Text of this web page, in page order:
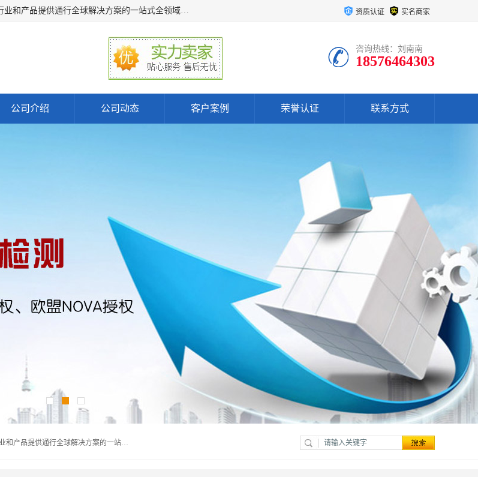
深圳万检通科技有限公司主营:iso9001质量认证机构及质检报告流程，为众多行业和产品提供通行全球解决方案的一站式全领域公共检测、鉴定、验货、srrc认证,质量检测认证及CE认证公司，帮助企业应对全球各种技术贸易壁垒，提升企业竞争优势，满足其对品质的高标准要求。 资质认证 实名商家
咨询热线：刘南南
18576464303
公司介绍 公司动态 客户案例 荣誉认证 联系方式
深圳万检通科技有限公司主营:iso9001质量认证机构及质检报告流程，为众多行业和产品提供通行全球解决方案的一站式全领域公共检测、鉴定、验货、srrc认证,质量检测认证及CE认证公司，帮助企业应对全球各种技术贸易壁垒，提升企业竞争优势，满足其对品质的高标准要求。